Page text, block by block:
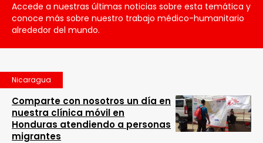
Accede a nuestras últimas noticias sobre esta temática y
conoce más sobre nuestro trabajo médico-humanitario
alrededor del mundo.
Nicaragua
Comparte con nosotros un día en
nuestra clínica móvil en
Honduras atendiendo a personas
migrantes